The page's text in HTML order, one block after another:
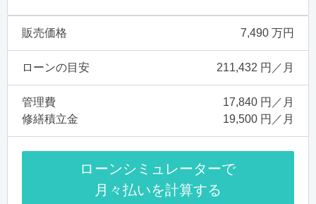
販売価格 7,490 万円
ローンの目安 211,432 円／月
管理費
17,840 円／月
修繕積立金
19,500 円／月
ローンシミュレーターで
月々払いを計算する